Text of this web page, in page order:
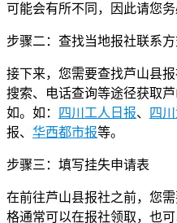
可能会有所不同，因此请您务
步骤二：查找当地报社联系
接下来，您需要查找芦山县
搜索、电话查询等途径获取
如。如：
四川工人日报、 四
报、 华西都市报等。
步骤三：填写挂失申请表
在前往芦山县报社之前，您
格通常可以在报社领取，也